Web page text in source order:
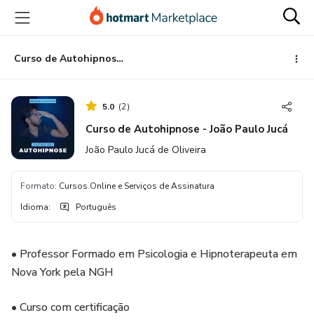
para
conteúdo
principal
para
pagamento
para
rodapé
Curso de Autohipnose - João Paulo Jucá
5.0 (2)
Curso de Autohipnose - João Paulo Jucá
João Paulo Jucá de Oliveira
Formato: Cursos Online e Serviços de Assinatura
Idioma: Português
• Professor Formado em Psicologia e Hipnoterapeuta em
Nova York pela NGH⠀⠀⠀
• Curso com certificação